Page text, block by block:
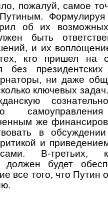
пожалуй, самое
об их
быть
и их
кто пришел на
без
ни даже
ключевых
же
в обсуждении
и
В-третьих,
должен будет
все того, что Путин